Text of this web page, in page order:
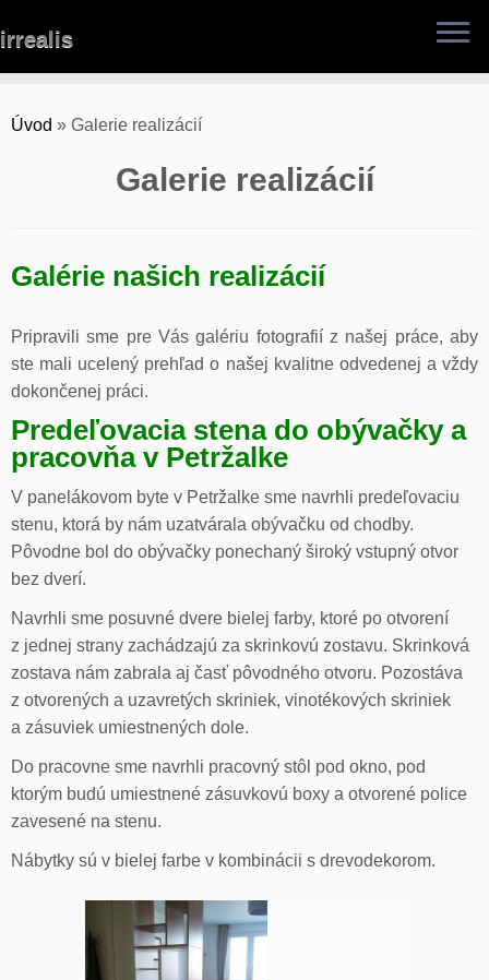
to
irrealis
Úvod » Galerie realizácií
Galerie realizácií
Galérie našich realizácií
Pripravili sme pre Vás galériu fotografií z našej práce, aby
ste mali ucelený prehľad o našej kvalitne odvedenej a vždy
dokončenej práci.
Predeľovacia stena do obývačky a
pracovňa v Petržalke
V panelákovom byte v Petržalke sme navrhli predeľovaciu
stenu, ktorá by nám uzatvárala obývačku od chodby.
Pôvodne bol do obývačky ponechaný široký vstupný otvor
bez dverí.
Navrhli sme posuvné dvere bielej farby, ktoré po otvorení
z jednej strany zachádzajú za skrinkovú zostavu. Skrinková
zostava nám zabrala aj časť pôvodného otvoru. Pozostáva
z otvorených a uzavretých skriniek, vinotékových skriniek
a zásuviek umiestnených dole.
Do pracovne sme navrhli pracovný stôl pod okno, pod
ktorým budú umiestnené zásuvkovú boxy a otvorené police
zavesené na stenu.
Nábytky sú v bielej farbe v kombinácii s drevodekorom.